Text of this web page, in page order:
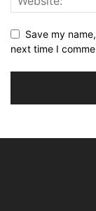
Save my
next time I